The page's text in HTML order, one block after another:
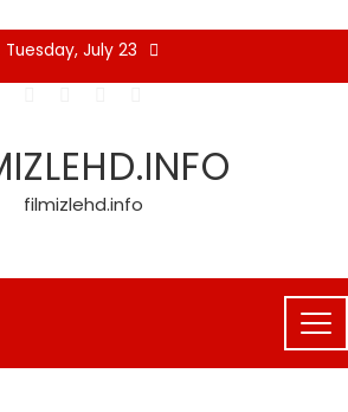
Tuesday, July 23
filmizlehd.info